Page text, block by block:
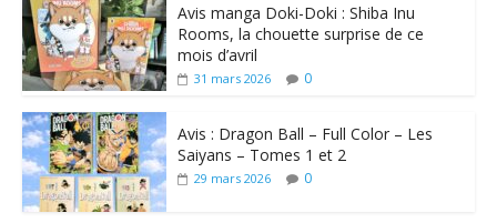
Avis manga Doki-Doki : Shiba Inu
Rooms, la chouette surprise de ce
mois d’avril
31 mars 2026 0
Avis : Dragon Ball – Full Color – Les
Saiyans – Tomes 1 et 2
29 mars 2026 0